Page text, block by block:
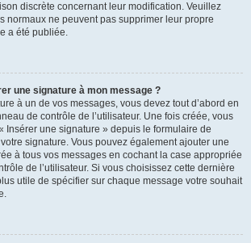
discrète concernant leur modification. Veuillez
normaux ne peuvent pas supprimer leur propre
a été publiée.
une signature à mon message ?
à un de vos messages, vous devez tout d’abord en
de contrôle de l’utilisateur. Une fois créée, vous
Insérer une signature » depuis le formulaire de
signature. Vous pouvez également ajouter une
à tous vos messages en cochant la case appropriée
de l’utilisateur. Si vous choisissez cette dernière
utile de spécifier sur chaque message votre souhait